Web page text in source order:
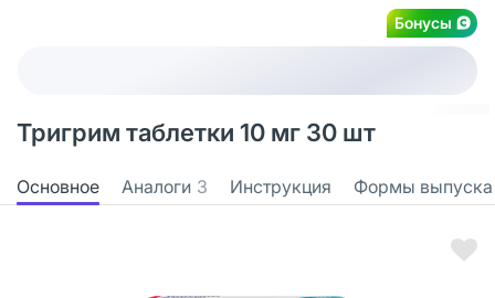
Бонусы
Тригрим таблетки 10 мг 30 шт
Основное Аналоги 3 Инструкция Формы выпуска